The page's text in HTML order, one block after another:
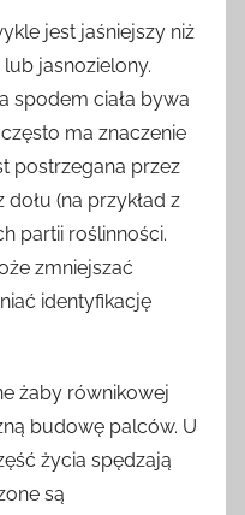
jest jaśniejszy niż
jasnozielony.
spodem ciała bywa
ma znaczenie
postrzegana przez
(na przykład z
partii roślinności.
zmniejszać
identyfikację
żaby równikowej
budowę palców. U
życia spędzają
są